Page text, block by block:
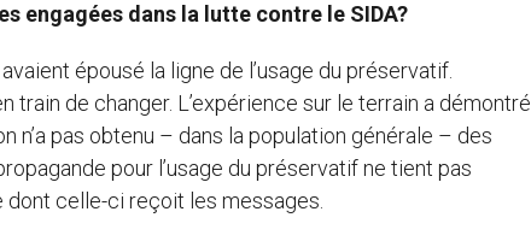
engagées dans la lutte contre le SIDA?
épousé la ligne de l’usage du préservatif.
train de changer. L’expérience sur le terrain a démontré
n’a pas obtenu – dans la population générale – des
pour l’usage du préservatif ne tient pas
celle-ci reçoit les messages.